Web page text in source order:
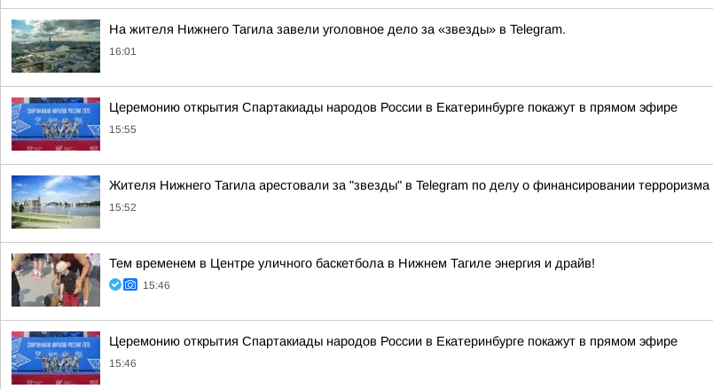
На жителя Нижнего Тагила завели уголовное дело за «звезды» в Telegram.
16:01
Церемонию открытия Спартакиады народов России в Екатеринбурге покажут в прямом эфире
15:55
Жителя Нижнего Тагила арестовали за "звезды" в Telegram по делу о финансировании терроризма
15:52
Тем временем в Центре уличного баскетбола в Нижнем Тагиле энергия и драйв!
15:46
Церемонию открытия Спартакиады народов России в Екатеринбурге покажут в прямом эфире
15:46